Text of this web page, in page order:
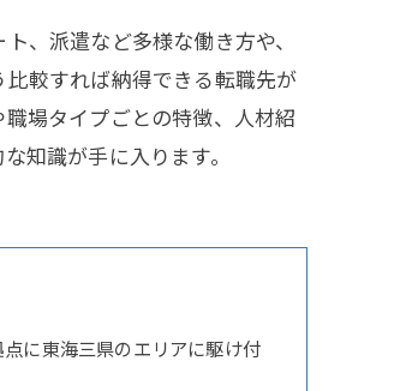
、派遣など多様な働き方や、
較すれば納得できる転職先が
場タイプごとの特徴、人材紹
知識が手に入ります。
に東海三県のエリアに駆け付